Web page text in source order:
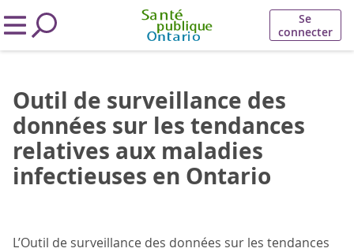
Se
connecter
Outil de surveillance des
données sur les tendances
relatives aux maladies
infectieuses en Ontario
L’Outil de surveillance des données sur les tendances